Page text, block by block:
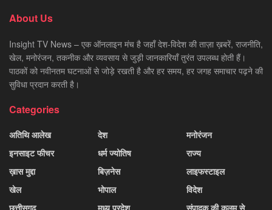
About Us
Insight TV News – एक ऑनलाइन मंच है जहाँ देश-विदेश की ताज़ा ख़बरें, राजनीति,
खेल, मनोरंजन, तकनीक और व्यवसाय से जुड़ी जानकारियाँ तुरंत उपलब्ध होती हैं।
पाठकों को नवीनतम घटनाओं से जोड़े रखती है और हर समय, हर जगह समाचार पढ़ने की
सुविधा प्रदान करती है।
Categories
अतिथि आलेख
इनसाइट फीचर
ख़ास मुद्दा
खेल
देश
धर्म ज्योतिष
बिज़नेस
भोपाल
मनोरंजन
राज्य
लाइफस्टाइल
विदेश